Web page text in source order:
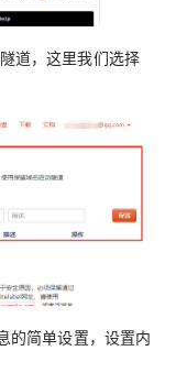
道，这里我们选择
的简单设置，设置内